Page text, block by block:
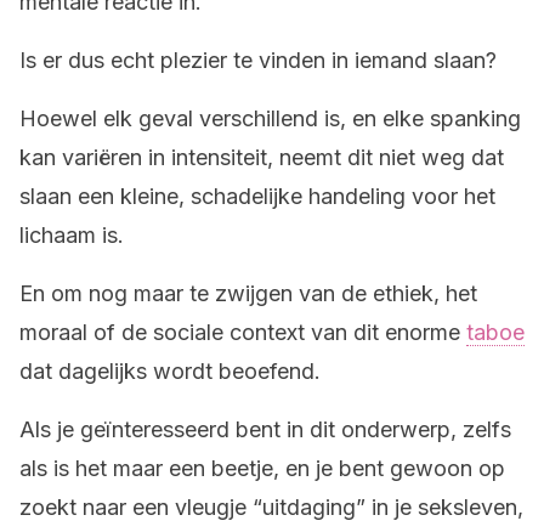
Is er dus echt plezier te vinden in iemand slaan?
Hoewel elk geval verschillend is, en elke spanking
kan variëren in intensiteit, neemt dit niet weg dat
slaan een kleine, schadelijke handeling voor het
lichaam is.
En om nog maar te zwijgen van de ethiek, het
moraal of de sociale context van dit enorme taboe
dat dagelijks wordt beoefend.
Als je geïnteresseerd bent in dit onderwerp, zelfs
als is het maar een beetje, en je bent gewoon op
zoekt naar een vleugje “uitdaging” in je seksleven,